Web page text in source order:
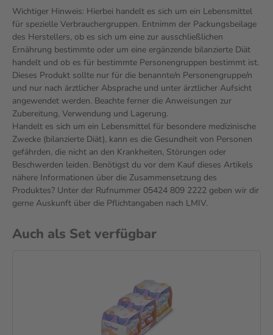
Wichtiger Hinweis: Hierbei handelt es sich um ein Lebensmittel
für spezielle Verbrauchergruppen. Entnimm der Packungsbeilage
des Herstellers, ob es sich um eine zur ausschließlichen
Ernährung bestimmte oder um eine ergänzende bilanzierte Diät
handelt und ob es für bestimmte Personengruppen bestimmt ist.
Dieses Produkt sollte nur für die benannte/n Personengruppe/n
und nur nach ärztlicher Absprache und unter ärztlicher Aufsicht
angewendet werden. Beachte ferner die Anweisungen zur
Zubereitung, Verwendung und Lagerung.
Handelt es sich um ein Lebensmittel für besondere medizinische
Zwecke (bilanzierte Diät), kann es die Gesundheit von Personen
gefährden, die nicht an den Krankheiten, Störungen oder
Beschwerden leiden. Benötigst du vor dem Kauf dieses Artikels
nähere Informationen über die Zusammensetzung des
Produktes? Unter der Rufnummer 05424 809 2222 geben wir dir
gerne Auskunft über die Pflichtangaben nach LMIV.
Auch als Set verfügbar